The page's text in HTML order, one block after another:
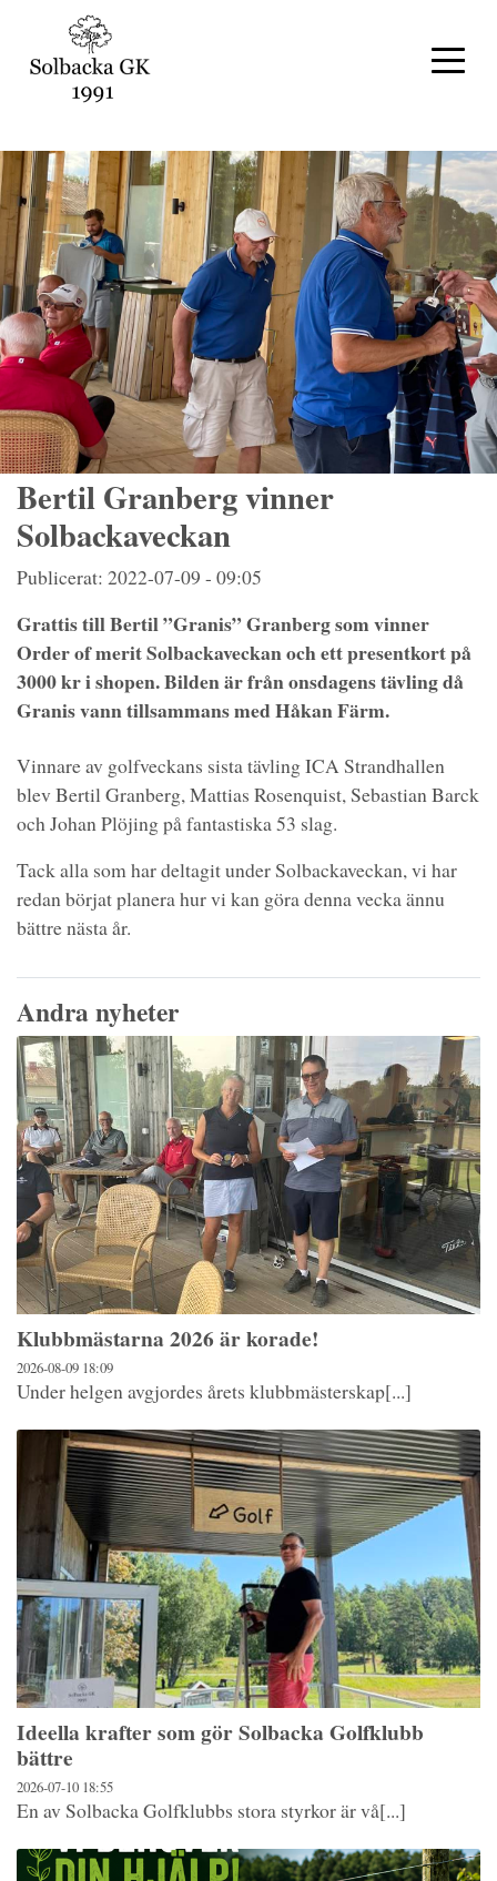
Bertil Granberg vinner
Solbackaveckan
Publicerat: 2022-07-09 - 09:05
Grattis till Bertil ”Granis” Granberg som vinner
Order of merit Solbackaveckan och ett presentkort på
3000 kr i shopen. Bilden är från onsdagens tävling då
Granis vann tillsammans med Håkan Färm.
Vinnare av golfveckans sista tävling ICA Strandhallen
blev Bertil Granberg, Mattias Rosenquist, Sebastian Barck
och Johan Plöjing på fantastiska 53 slag.
Tack alla som har deltagit under Solbackaveckan, vi har
redan börjat planera hur vi kan göra denna vecka ännu
bättre nästa år.
Andra nyheter
Klubbmästarna 2026 är korade!
2026-08-09 18:09
Under helgen avgjordes årets klubbmästerskap[...]
Ideella krafter som gör Solbacka Golfklubb
bättre
2026-07-10 18:55
En av Solbacka Golfklubbs stora styrkor är vå[...]